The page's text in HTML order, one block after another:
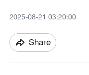
2025-08-21 03:20:00
Share